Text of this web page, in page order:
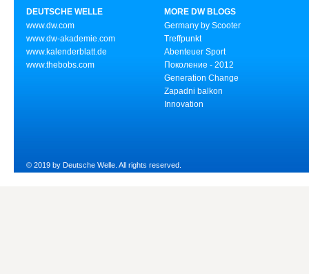
DEUTSCHE WELLE
www.dw.com
www.dw-akademie.com
www.kalenderblatt.de
www.thebobs.com
MORE DW BLOGS
Germany by Scooter
Treffpunkt
Abenteuer Sport
Поколение - 2012
Generation Change
Zapadni balkon
Innovation
© 2019 by Deutsche Welle. All rights reserved.